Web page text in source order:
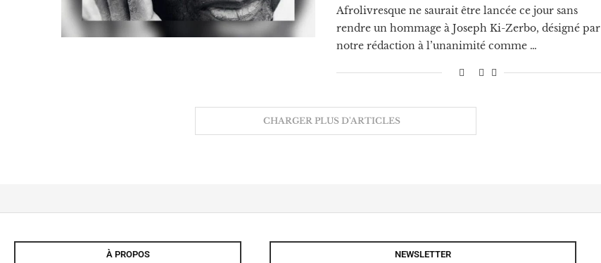
Afrolivresque ne saurait être lancée ce jour sans
rendre un hommage à Joseph Ki-Zerbo, désigné par
notre rédaction à l’unanimité comme …
CHARGER PLUS D'ARTICLES
À PROPOS NEWSLETTER